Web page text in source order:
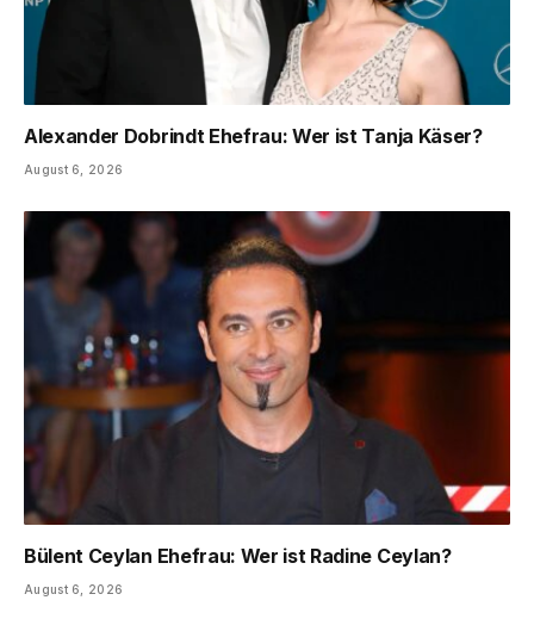
Alexander Dobrindt Ehefrau: Wer ist Tanja Käser?
August 6, 2026
Bülent Ceylan Ehefrau: Wer ist Radine Ceylan?
August 6, 2026